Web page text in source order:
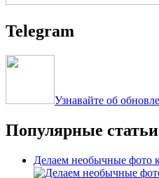
Telegram
Узнавайте об
Популярные
Делаем необычные фото